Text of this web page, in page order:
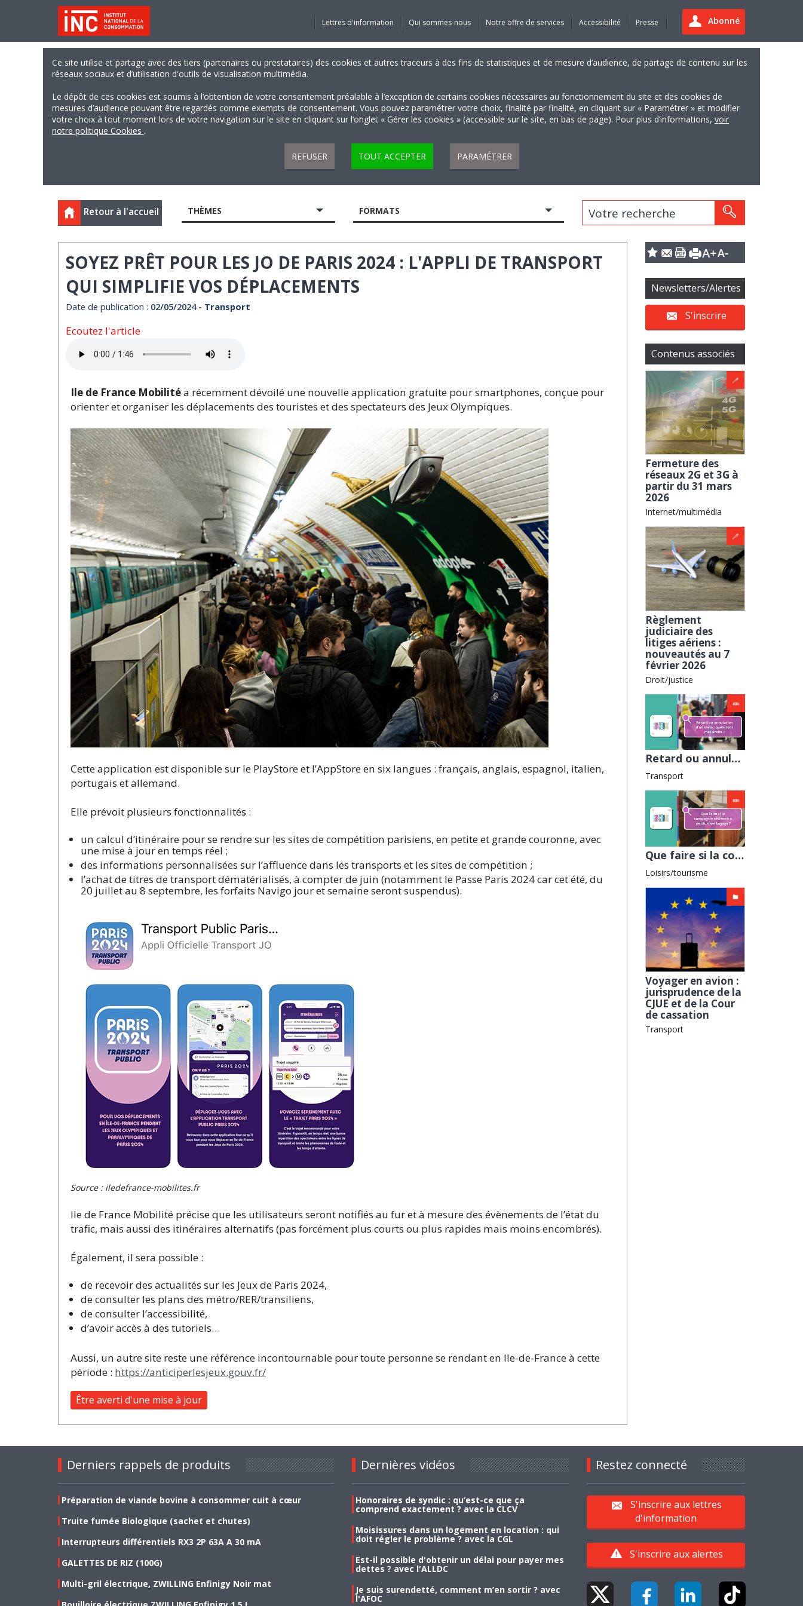
Abonné
Lettres d'information Qui sommes-nous Notre offre de services Accessibilité Presse
Ce site utilise et partage avec des tiers (partenaires ou prestataires) des cookies et autres traceurs à des fins de statistiques et de mesure d’audience, de partage de contenu sur les
réseaux sociaux et d’utilisation d'outils de visualisation multimédia.
Le dépôt de ces cookies est soumis à l’obtention de votre consentement préalable à l’exception de certains cookies nécessaires au fonctionnement du site et des cookies de
mesures d’audience pouvant être regardés comme exempts de consentement. Vous pouvez paramétrer votre choix, finalité par finalité, en cliquant sur « Paramétrer » et modifier
votre choix à tout moment lors de votre navigation sur le site en cliquant sur l’onglet « Gérer les cookies » (accessible sur le site, en bas de page). Pour plus d’informations, voir
notre politique Cookies .
REFUSER TOUT ACCEPTER PARAMÉTRER
Retour à l'accueil THÈMES FORMATS Votre recherche
SOYEZ PRÊT POUR LES JO DE PARIS 2024 : L'APPLI DE TRANSPORT
QUI SIMPLIFIE VOS DÉPLACEMENTS
Date de publication : 02/05/2024 - Transport
Ecoutez l'article
Ile de France Mobilitéa récemment dévoilé une nouvelle application gratuite pour smartphones, conçue pour
orienter et organiser les déplacements des touristes et des spectateurs des Jeux Olympiques.
Cette application est disponible sur le PlayStore et l’AppStore en six langues : français, anglais, espagnol, italien,
portugais et allemand.
Elle prévoit plusieurs fonctionnalités :
un calcul d’itinéraire pour se rendre sur les sites de compétition parisiens, en petite et grande couronne, avec
une mise à jour en temps réel ;
des informations personnalisées sur l’affluence dans les transports et les sites de compétition ;
l’achat de titres de transport dématérialisés, à compter de juin (notamment le Passe Paris 2024 car cet été, du
20 juillet au 8 septembre, les forfaits Navigo jour et semaine seront suspendus).
Source : iledefrance-mobilites.fr
Ile de France Mobilité précise que les utilisateurs seront notifiés au fur et à mesure des évènements de l’état du
trafic, mais aussi des itinéraires alternatifs (pas forcément plus courts ou plus rapides mais moins encombrés).
Également, il sera possible :
de recevoir des actualités sur les Jeux de Paris 2024,
de consulter les plans des métro/RER/transiliens,
de consulter l’accessibilité,
d’avoir accès à des tutoriels…
Aussi, un autre site reste une référence incontournable pour toute personne se rendant en Ile-de-France à cette
période : https://anticiperlesjeux.gouv.fr/
Être averti d'une mise à jour
Newsletters/Alertes
S'inscrire
Contenus associés
Fermeture des
réseaux 2G et 3G à
partir du 31 mars
2026
Internet/multimédia
Règlement
judiciaire des
litiges aériens :
nouveautés au 7
février 2026
Droit/justice
Retard ou annulation d’un train : quels sont mes droits ? avec la Fnaut
Transport
Que faire si la compagnie aérienne a perdu mon bagage ? avec l'ADEIC
Loisirs/tourisme
Voyager en avion :
jurisprudence de la
CJUE et de la Cour
de cassation
Transport
Derniers rappels de produits
Préparation de viande bovine à consommer cuit à cœur
Truite fumée Biologique (sachet et chutes)
Interrupteurs différentiels RX3 2P 63A A 30 mA
GALETTES DE RIZ (100G)
Multi-gril électrique, ZWILLING Enfinigy Noir mat
Dernières vidéos
Honoraires de syndic : qu’est-ce que ça
comprend exactement ? avec la CLCV
Moisissures dans un logement en location : qui
doit régler le problème ? avec la CGL
Est-il possible d'obtenir un délai pour payer mes
dettes ? avec l'ALLDC
Je suis surendetté, comment m’en sortir ? avec
l'AFOC
Restez connecté
S'inscrire aux lettres
d'information
S'inscrire aux alertes